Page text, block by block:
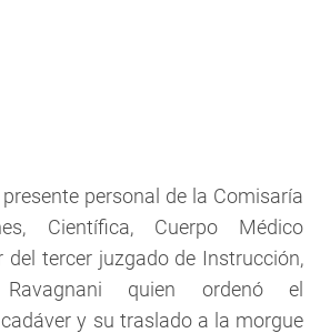
personal de la Comisaría
Científica, Cuerpo Médico
del tercer juzgado de Instrucción,
quien ordenó el
y su traslado a la morgue